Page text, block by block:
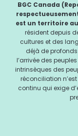
BGC Canada
est un territoire
résident depuis
cultures et des
déjà de
l’arrivée des
intrinsèques des
réconciliation
continu qui exige